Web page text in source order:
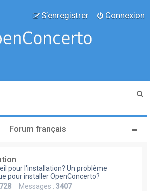
Connexion
S’enregistrer
Forum français
pour l'installation? Un problème
pour installer OpenConcerto?
728 Messages : 3407